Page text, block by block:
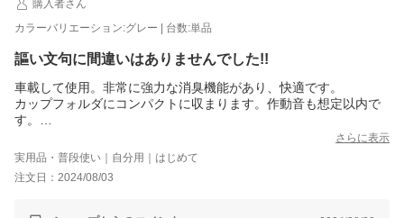
購入者さん
カラーバリエーション:グレー | 台数:単品
謳い文句に間違いはありませんでした!!
車載して使用。非常に強力な消臭機能があり、快適です。
カップフォルダにコンパクトに収まります。作動音も想定以内で
す。
オフィスまたは自室用にもう一台欲しくなるような製品でした！
さらに表示
実用品・普段使い｜自分用｜はじめて
注文日：2024/08/03